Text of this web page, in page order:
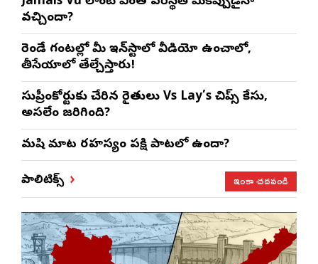
వచ్చిందా?
రెండే గంటల్లో మీ ఇన్‌స్టాలో వీడియో ఉంచాలో,
తీసేయాలో తేల్చేస్తారు!
సుప్రీంకోర్టుకు చేరిన రైతులు Vs Lay’s చిప్స్‌ కేసు,
అసలేం జరిగింది?
మనిషి మాట రహస్యం పక్షి పాటలో ఉందా?
పాలిటిక్స్ ఇంకా చదవండి